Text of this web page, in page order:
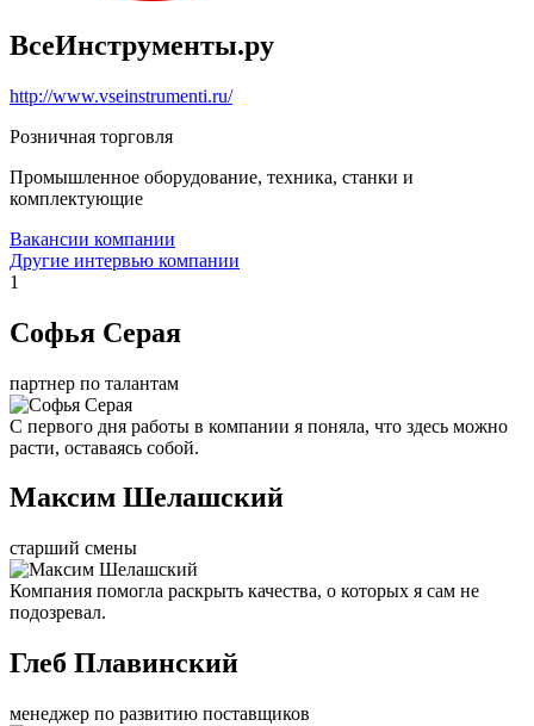
ВсеИнструменты.ру
http://www.vseinstrumenti.ru/
Розничная торговля
Промышленное оборудование, техника, станки и
комплектующие
Вакансии компании
Другие интервью компании
1
Софья Серая
партнер по талантам
С первого дня работы в компании я поняла, что здесь можно
расти, оставаясь собой.
Максим Шелашский
старший смены
Компания помогла раскрыть качества, о которых я сам не
подозревал.
Глеб Плавинский
менеджер по развитию поставщиков